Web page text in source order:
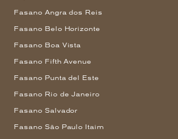
Fasano Angra dos Reis
Fasano Belo Horizonte
Fasano Boa Vista
Fasano Fifth Avenue
Fasano Punta del Este
Fasano Rio de Janeiro
Fasano Salvador
Fasano São Paulo Itaim